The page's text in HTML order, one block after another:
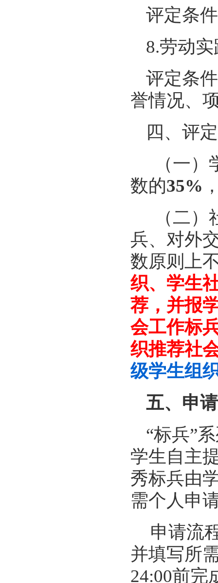
评定条
8.劳动
评定条
誉情况、
四、评
（一）
数的35%
（二）
兵、对外
数原则上
织、学生
荐，并报
会工作标
织推荐社
级学生组
五、申
“标兵”
学生自主
秀标兵由
需个人申
申请流
并填写所
24:00前完